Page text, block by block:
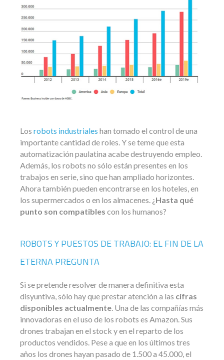
Los robots industriales han tomado el control de una
importante cantidad de roles. Y se teme que esta
automatización paulatina acabe destruyendo empleo.
Además, los robots no sólo están presentes en los
trabajos en serie, sino que han ampliado horizontes.
Ahora también pueden encontrarse en los hoteles, en
los supermercados o en los almacenes. ¿Hasta qué
punto son compatibles con los humanos?
ROBOTS Y PUESTOS DE TRABAJO: EL FIN DE LA
ETERNA PREGUNTA
Si se pretende resolver de manera definitiva esta
disyuntiva, sólo hay que prestar atención a las cifras
disponibles actualmente. Una de las compañías más
innovadoras en el uso de los robots es Amazon. Sus
drones trabajan en el stock y en el reparto de los
productos vendidos. Pese a que en los últimos tres
años los drones hayan pasado de 1.500 a 45.000, el